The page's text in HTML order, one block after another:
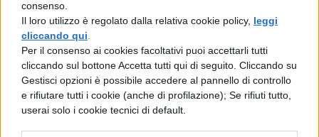
consenso.
Il loro utilizzo è regolato dalla relativa cookie policy, leggi
cliccando qui
Per il consenso ai cookies facoltativi puoi accettarli tutti
cliccando sul bottone Accetta tutti qui di seguito. Cliccando su
Gestisci opzioni è possibile accedere al pannello di controllo
e rifiutare tutti i cookie (anche di profilazione); Se rifiuti tutto,
userai solo i cookie tecnici di default.
Ma tra gli altri elementi ci sono anche le
foto caricate sul profilo, le risposte o i rifiuti
alle richieste di contatto, i dati personali
inseriti: tutto ciò viene analizzato e valutato
dal famigerato algoritmo, che in questo
modo restringe per voi il campo di ricerca